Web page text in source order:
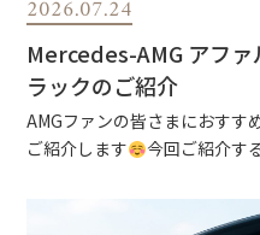
2026.07.24
Mercedes-AMG アフ
ラックのご紹介
AMGファンの皆さまにおすす
ご紹介します
今回ご紹介す